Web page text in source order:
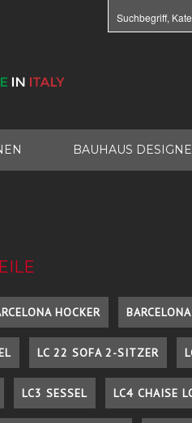
BAUHAUS
HOCKER
LC 22 SOFA 2-SITZER
LC3 SESSEL LC4 CHAISE